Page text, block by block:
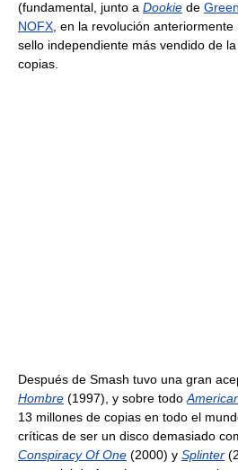
(fundamental, junto a Dookie de
NOFX , en la revolución
sello independiente más vendido de
copias.
Después de Smash tuvo una gran
Hombre (1997), y sobre todo
13 millones de copias en todo el
críticas de ser un disco demasiado
Conspiracy Of One (2000) y Splinter